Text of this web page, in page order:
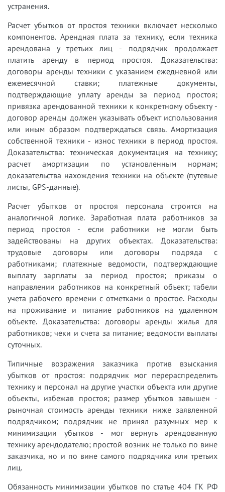
устранения.
Расчет убытков от простоя техники включает несколько
компонентов. Арендная плата за технику, если техника
арендована у третьих лиц - подрядчик продолжает
платить аренду в период простоя. Доказательства:
договоры аренды техники с указанием ежедневной или
ежемесячной ставки; платежные документы,
подтверждающие уплату аренды за период простоя;
привязка арендованной техники к конкретному объекту -
договор аренды должен указывать объект использования
или иным образом подтверждаться связь. Амортизация
собственной техники - износ техники в период простоя.
Доказательства: техническая документация на технику;
расчет амортизации по установленным нормам;
доказательства нахождения техники на объекте (путевые
листы, GPS-данные).
Расчет убытков от простоя персонала строится на
аналогичной логике. Заработная плата работников за
период простоя - если работники не могли быть
задействованы на других объектах. Доказательства:
трудовые договоры или договоры подряда с
работниками; платежные ведомости, подтверждающие
выплату зарплаты за период простоя; приказы о
направлении работников на конкретный объект; табели
учета рабочего времени с отметками о простое. Расходы
на проживание и питание работников на удаленном
объекте. Доказательства: договоры аренды жилья для
работников; чеки и счета за питание; ведомости выплаты
суточных.
Типичные возражения заказчика против взыскания
убытков от простоя: подрядчик мог перераспределить
технику и персонал на другие участки объекта или другие
объекты, избежав простоя; размер убытков завышен -
рыночная стоимость аренды техники ниже заявленной
подрядчиком; подрядчик не принял разумных мер к
минимизации убытков - мог вернуть арендованную
технику арендодателю; простой возник не только по вине
заказчика, но и по вине самого подрядчика или третьих
лиц.
Обязанность минимизации убытков по статье 404 ГК РФ